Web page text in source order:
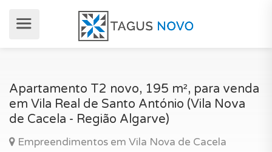
Apartamento T2 novo, 195 m², para venda
em Vila Real de Santo António (Vila Nova
de Cacela - Região Algarve)
Empreendimentos em Vila Nova de Cacela